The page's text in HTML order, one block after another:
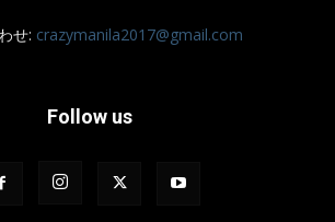
せ: crazymanila2017@gmail.com
Follow us